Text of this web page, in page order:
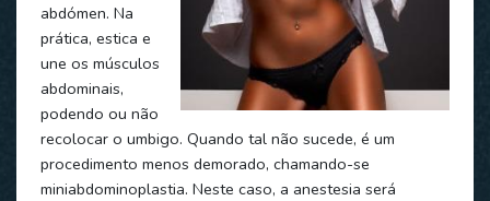
abdómen. Na
prática, estica e
une os músculos
abdominais,
podendo ou não
recolocar o umbigo. Quando tal não sucede, é um
procedimento menos demorado, chamando-se
miniabdominoplastia. Neste caso, a anestesia será